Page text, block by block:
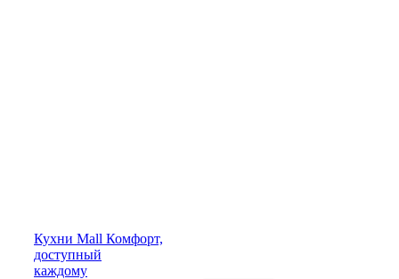
Кухни Mall Комфорт,
доступный
каждому